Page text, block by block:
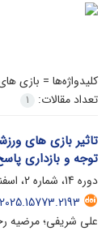
کلیدواژه‌ها = بازی
تعداد مقالات:
1
تاثیر بازی های
توجه و بازداری
دوره 14، شماره 2، اسفند 1403، صفحه
علی شریفی؛ مرضیه